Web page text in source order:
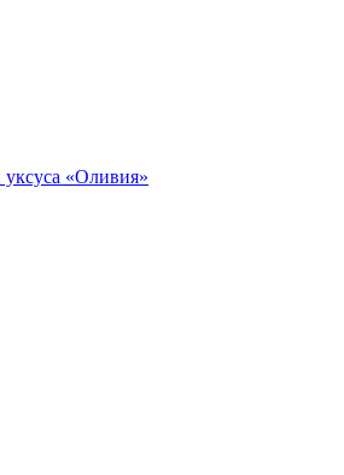
уксуса «Оливия»